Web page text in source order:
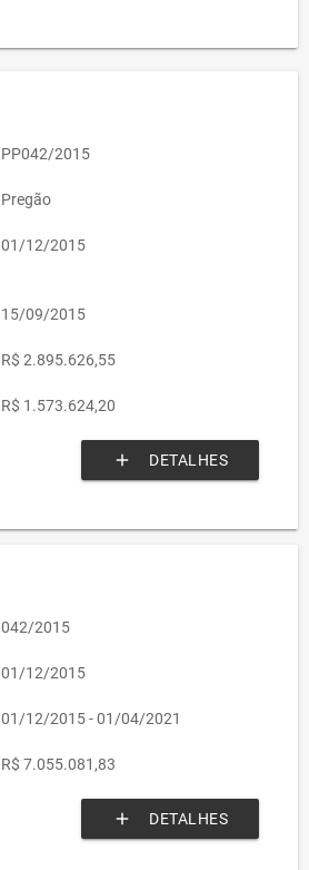
PP042/2015
Pregão
01/12/2015
15/09/2015
R$ 2.895.626,55
R$ 1.573.624,20
add DETALHES
042/2015
01/12/2015
01/12/2015 - 01/04/2021
R$ 7.055.081,83
add DETALHES